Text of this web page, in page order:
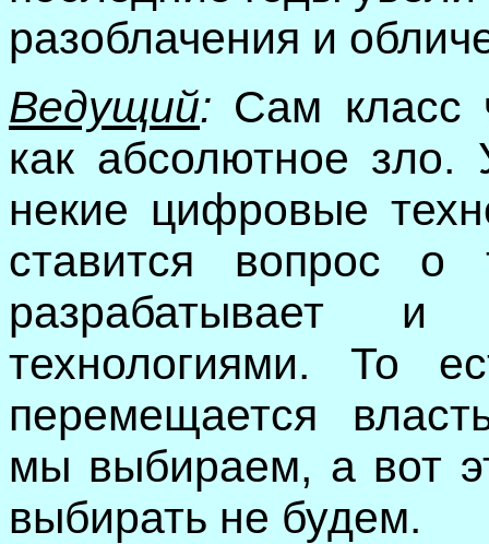
разоблачения и
Ведущий: Сам класс
как абсолютное
некие цифровые
ставится вопрос о
разрабатывает
технологиями. То
перемещается
мы выбираем, а вот
выбирать не будем.